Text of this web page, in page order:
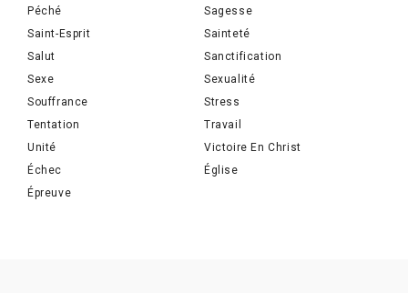
Péché
Sagesse
Saint-Esprit
Sainteté
Salut
Sanctification
Sexe
Sexualité
Souffrance
Stress
Tentation
Travail
Unité
Victoire En Christ
Échec
Église
Épreuve